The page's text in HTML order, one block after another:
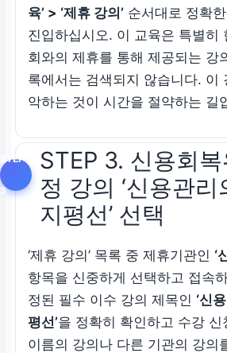
육’ > ‘제휴 강의’ 순서대로 정확
진입하십시오. 이 교육은 특별히
회와의 제휴를 통해 제공되는 강
록에서는 검색되지 않습니다. 이
악하는 것이 시간을 절약하는 길
STEP 3. 신용회
정 강의 ‘신용관
지평선’ 선택
‘제휴 강의’ 목록 중 제휴기관인 ‘
항목을 신중하게 선택하고 접속
정된 필수 이수 강의 제목인 ‘신
평선’을 정확히 확인하고 수강
이름의 강의나 다른 기관의 강의